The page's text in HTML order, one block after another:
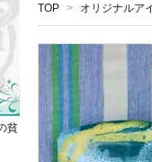
TOP > オリジナルア
貧